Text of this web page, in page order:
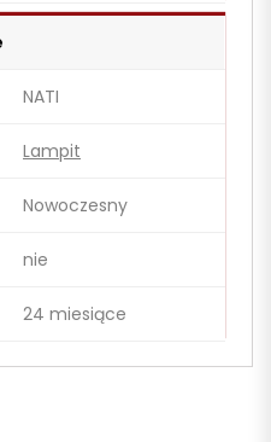
NATI
Lampit
Nowoczesny
nie
24 miesiące